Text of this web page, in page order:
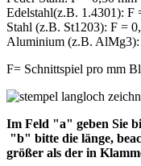
Edelstahl(z.B. 1.4301): F
Stahl (z.B. St1203): F =
Aluminium (z.B. AlMg3):
F= Schnittspiel pro mm
Im Feld "a" geben Sie
"b" bitte die länge,
größer als der in